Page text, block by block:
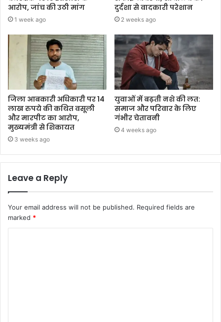
आरोप, जांच की उठी मांग
1 week ago
दुर्दशा से वादकारी परेशान
2 weeks ago
जिला आबकारी अधिकारी पर 14
लाख रुपये की कथित वसूली
और मारपीट का आरोप,
मुख्यमंत्री से शिकायत
3 weeks ago
युवाओं में बढ़ती नशे की लत:
समाज और परिवार के लिए
गंभीर चेतावनी
4 weeks ago
Leave a Reply
Your email address will not be published. Required fields are
marked *